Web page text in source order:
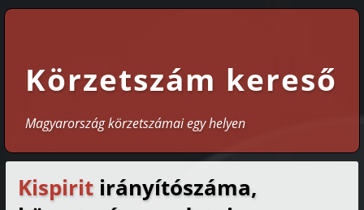
Körzetszám kereső
Magyarország körzetszámai egy helyen
Kispirit irányítószáma,